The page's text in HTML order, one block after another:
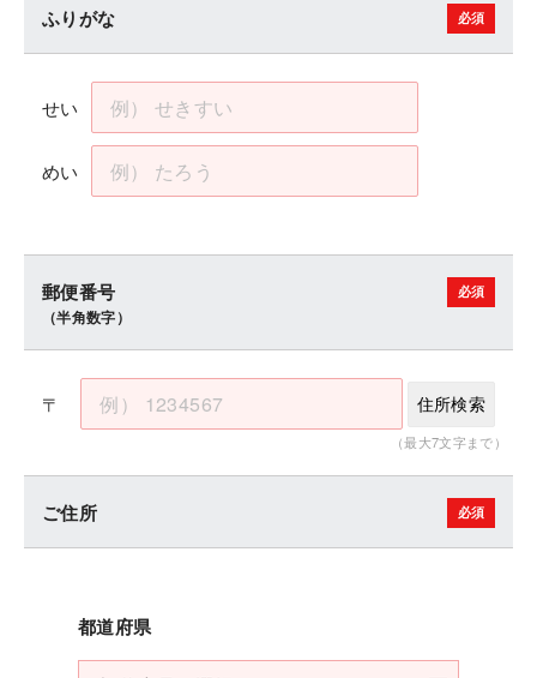
ふりがな
せい
めい
郵便番号
（半角数字）
〒
（最大7文字まで）
住所検索
ご住所
都道府県